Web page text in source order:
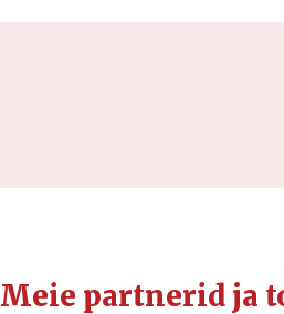
Meie partnerid ja